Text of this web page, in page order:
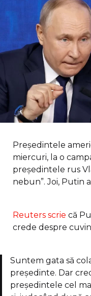
Președintele
miercuri, la o
președintele rus
nebun”. Joi, Putin
Reuters scrie că
crede despre
Suntem gata să
președinte. Dar
președintele cel